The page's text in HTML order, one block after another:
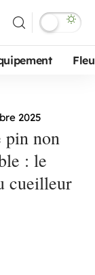
2025
pin non
: le
cueilleur